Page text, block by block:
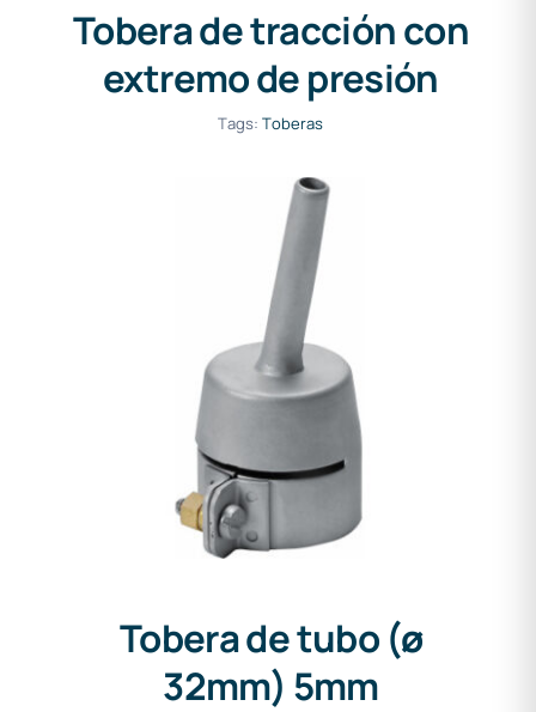
Tobera de tracción con
extremo de presión
Tags:Toberas
Tobera de tubo (ø 32mm)
5mm
Tobera de tubo (ø
32mm) 5mm